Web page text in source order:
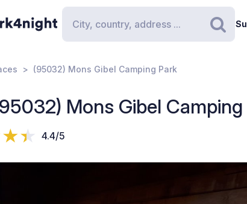
(95032) Mons Gibel Camping Park
Mons Gibel
4.4/5